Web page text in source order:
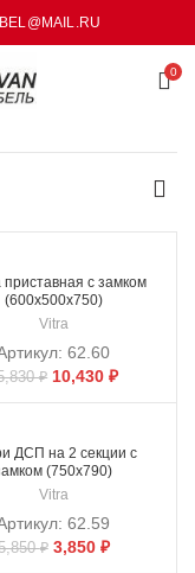
0
приставная с замком
(600х500х750)
Vitra
62.60
₽ 10,430₽
ДСП на 2 секции с
(750х790)
Vitra
62.59
₽ 3,850 ₽